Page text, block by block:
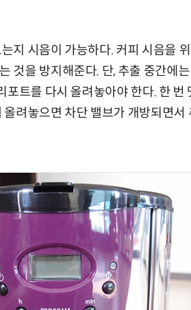
지 시음이 가능하다. 커피 시음을
것을 방지해준다. 단, 추출 중간에
트를 다시 올려놓아야 한다. 한 번
려놓으면 차단 밸브가 개방되면서